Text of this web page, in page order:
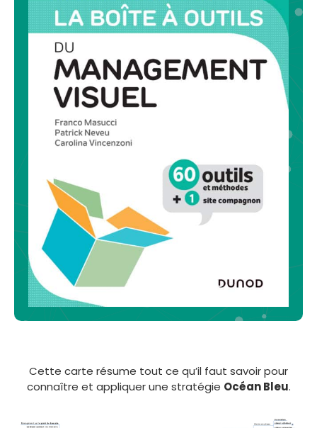
Cette carte résume tout ce qu’il faut savoir pour
connaître et appliquer une stratégie Océan Bleu.